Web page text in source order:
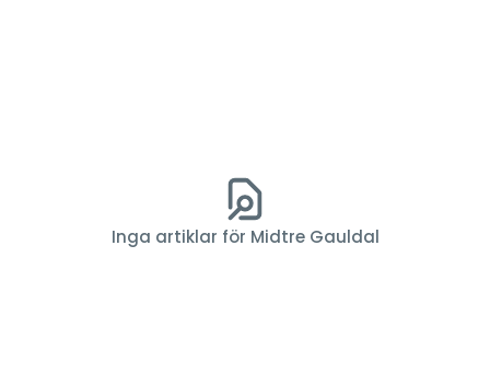
Inga artiklar för Midtre Gauldal